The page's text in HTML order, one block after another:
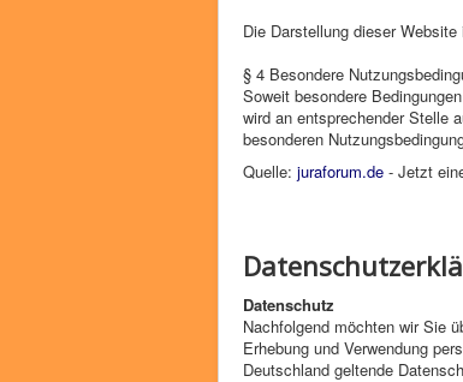
Die Darstellung dieser
§ 4 Besondere
Soweit besondere
wird an entsprechender Stelle
besonderen
Quelle: juraforum.de - Jetzt
Datenschutz
Nachfolgend möchten wir Sie
Erhebung und Verwendung
Deutschland geltende